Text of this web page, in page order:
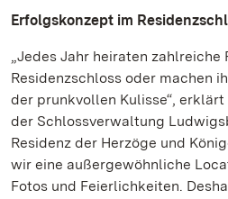
Erfolgskonzept im
„Jedes Jahr heiraten zahlreiche
Residenzschloss oder machen
der prunkvollen Kulisse“,
der Schlossverwaltung
Residenz der Herzöge und
wir eine außergewöhnliche
Fotos und Feierlichkeiten.